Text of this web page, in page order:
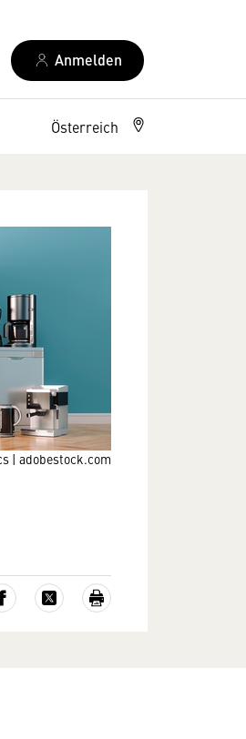
Anmelden
Österreich
| adobestock.com